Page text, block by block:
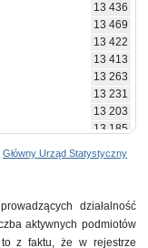
13 436
13 469
13 422
13 413
13 263
13 231
13 203
13 185
Główny Urząd Statystyczny
działalność
aktywnych podmiotów
z faktu, że w rejestrze